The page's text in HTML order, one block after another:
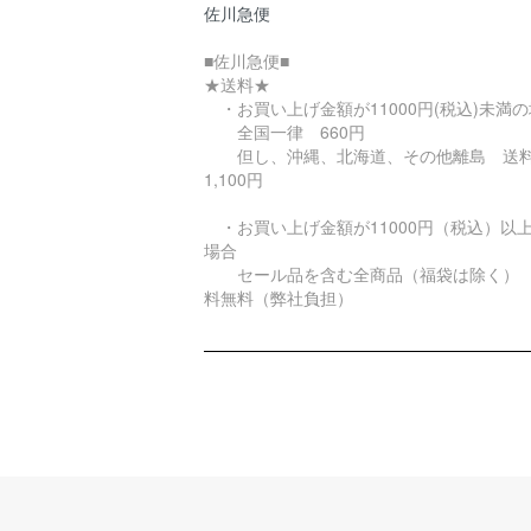
佐川急便
■佐川急便■
★送料★
・お買い上げ金額が11000円(税込)未満
全国一律 660円
但し、沖縄、北海道、その他離島 送
1,100円
・お買い上げ金額が11000円（税込）以
場合
セール品を含む全商品（福袋は除く
料無料（弊社負担）